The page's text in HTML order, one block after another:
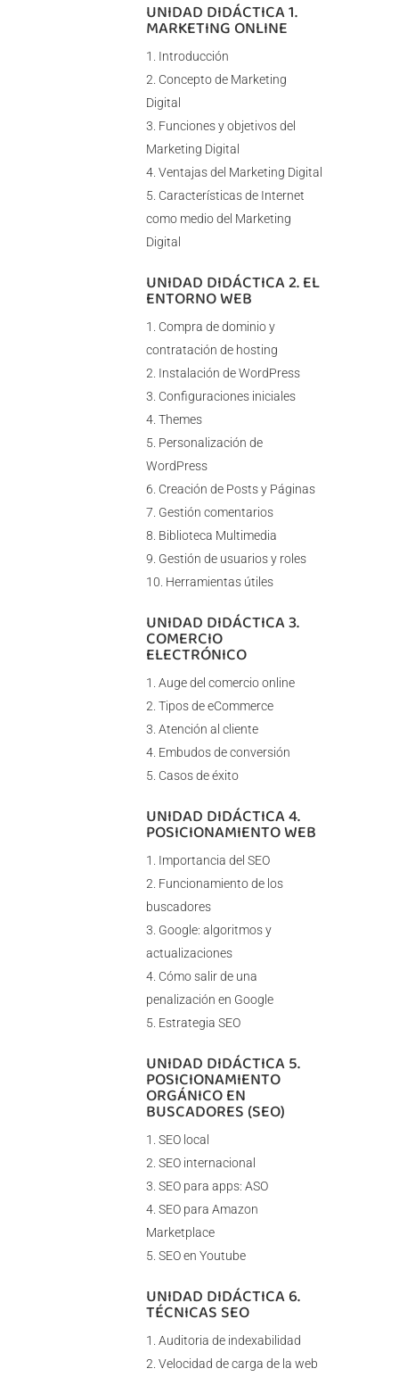
UNIDAD DIDÁCTICA 1.
MARKETING ONLINE
Introducción
Concepto de Marketing
Digital
Funciones y objetivos del
Marketing Digital
Ventajas del Marketing Digital
Características de Internet
como medio del Marketing
Digital
UNIDAD DIDÁCTICA 2. EL
ENTORNO WEB
Compra de dominio y
contratación de hosting
Instalación de WordPress
Configuraciones iniciales
Themes
Personalización de
WordPress
Creación de Posts y Páginas
Gestión comentarios
Biblioteca Multimedia
Gestión de usuarios y roles
Herramientas útiles
UNIDAD DIDÁCTICA 3.
COMERCIO
ELECTRÓNICO
Auge del comercio online
Tipos de eCommerce
Atención al cliente
Embudos de conversión
Casos de éxito
UNIDAD DIDÁCTICA 4.
POSICIONAMIENTO WEB
Importancia del SEO
Funcionamiento de los
buscadores
Google: algoritmos y
actualizaciones
Cómo salir de una
penalización en Google
Estrategia SEO
UNIDAD DIDÁCTICA 5.
POSICIONAMIENTO
ORGÁNICO EN
BUSCADORES (SEO)
SEO local
SEO internacional
SEO para apps: ASO
SEO para Amazon
Marketplace
SEO en Youtube
UNIDAD DIDÁCTICA 6.
TÉCNICAS SEO
Auditoria de indexabilidad
Velocidad de carga de la web